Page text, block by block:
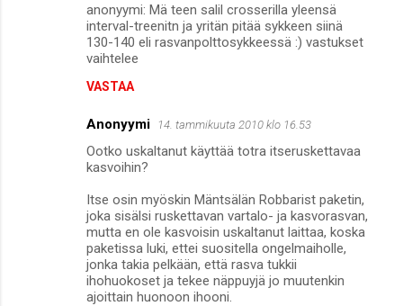
anonyymi: Mä teen salil crosserilla yleensä
interval-treenitn ja yritän pitää sykkeen siinä
130-140 eli rasvanpolttosykkeessä :) vastukset
vaihtelee
VASTAA
Anonyymi 14. tammikuuta 2010 klo 16.53
Ootko uskaltanut käyttää totra itseruskettavaa
kasvoihin?
Itse osin myöskin Mäntsälän Robbarist paketin,
joka sisälsi ruskettavan vartalo- ja kasvorasvan,
mutta en ole kasvoisin uskaltanut laittaa, koska
paketissa luki, ettei suositella ongelmaiholle,
jonka takia pelkään, että rasva tukkii
ihohuokoset ja tekee näppuyjä jo muutenkin
ajoittain huonoon ihooni.